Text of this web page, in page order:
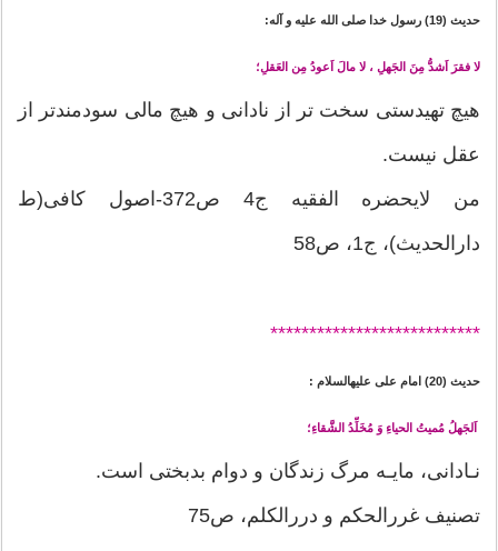
حدیث (19) رسول خدا صلی الله علیه و آله:
لا فقرَ اَشدُّ مِنَ الجَهلِ ، لا مالَ اَعودُ مِن العَقلِ؛
هیچ تهیدستی سخت تر از نادانی و هیچ مالی سودمندتر از
عقل نیست.
من لایحضره الفقیه ج4 ص372-اصول کافی(ط
دارالحدیث)، ج1، ص58
********************
*******
حدیث (20) امام على عليه‏السلام :
اَلجَهلُ مُميتُ الحياءِ وَ مُخَلِّدُ الشَّقاءِ؛
نـادانى، مايـه مرگ زندگان و دوام بدبختى است.
تصنیف غررالحكم و دررالکلم، ص75